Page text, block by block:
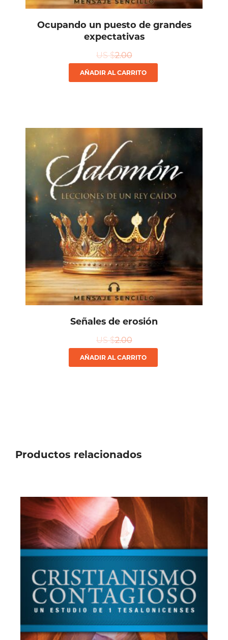
Ocupando un puesto de grandes
expectativas
US $2.00
AÑADIR AL CARRITO
Señales de erosión
US $2.00
AÑADIR AL CARRITO
Productos relacionados